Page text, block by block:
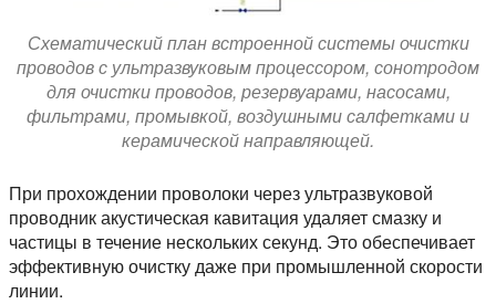
Схематический план встроенной системы очистки
проводов с ультразвуковым процессором, сонотродом
для очистки проводов, резервуарами, насосами,
фильтрами, промывкой, воздушными салфетками и
керамической направляющей.
При прохождении проволоки через ультразвуковой
проводник акустическая кавитация удаляет смазку и
частицы в течение нескольких секунд. Это обеспечивает
эффективную очистку даже при промышленной скорости
линии.